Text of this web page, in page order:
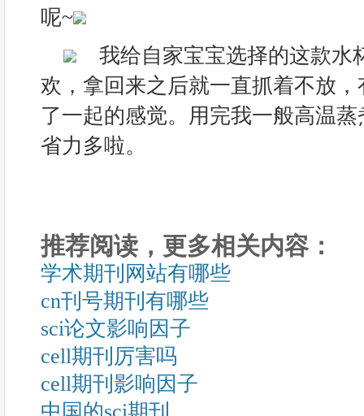
呢~
我给自家宝宝选择的这款水
欢，拿回来之后就一直抓着不放
了一起的感觉。用完我一般高温
省力多啦。
推荐阅读，更多相关内容：
学术期刊网站有哪些
cn刊号期刊有哪些
sci论文影响因子
cell期刊厉害吗
cell期刊影响因子